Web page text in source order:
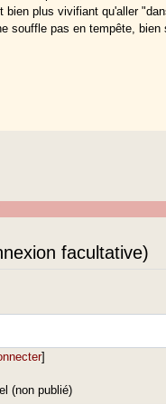
bien plus vivifiant qu'aller
souffle pas en tempête, bien
facultative)
]
(non publié)